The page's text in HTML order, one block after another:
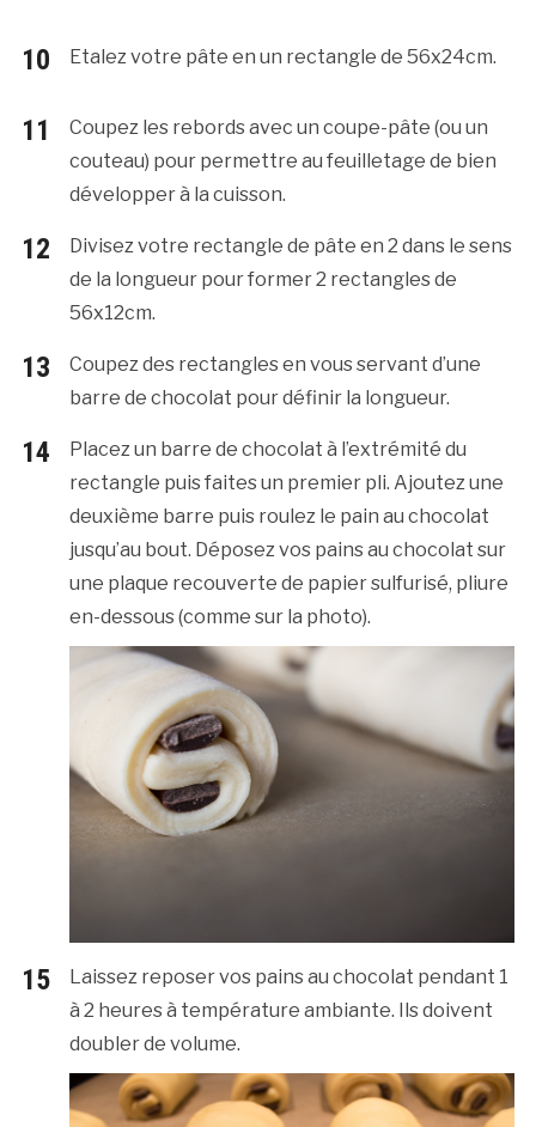
Etalez votre pâte en un rectangle de 56x24cm.
Coupez les rebords avec un coupe-pâte (ou un
couteau) pour permettre au feuilletage de bien
développer à la cuisson.
Divisez votre rectangle de pâte en 2 dans le sens
de la longueur pour former 2 rectangles de
56x12cm.
Coupez des rectangles en vous servant d’une
barre de chocolat pour définir la longueur.
Placez un barre de chocolat à l’extrémité du
rectangle puis faites un premier pli. Ajoutez une
deuxième barre puis roulez le pain au chocolat
jusqu’au bout. Déposez vos pains au chocolat sur
une plaque recouverte de papier sulfurisé, pliure
en-dessous (comme sur la photo).
Laissez reposer vos pains au chocolat pendant 1
à 2 heures à température ambiante. Ils doivent
doubler de volume.